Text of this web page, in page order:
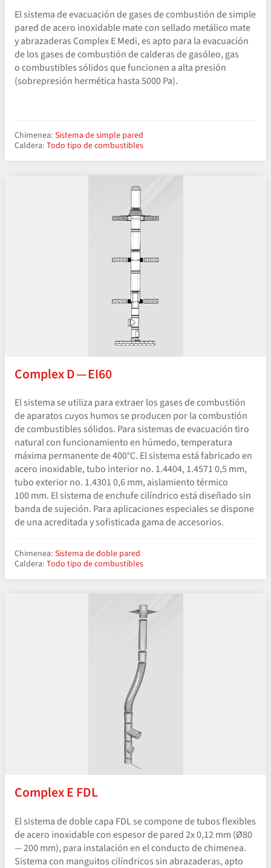
El sistema de evacuación de gases de combustión de simple
pared de acero inoxidable mate con sellado metálico mate
y abrazaderas Complex E Medi, es apto para la evacuación
de los gases de combustión de calderas de gasóleo, gas
o combustibles sólidos que funcionen a alta presión
(sobrepresión hermética hasta 5000 Pa).
Chimenea: Sistema de simple pared
Caldera: Todo tipo de combustibles
Complex D — EI60
El sistema se utiliza para extraer los gases de combustión
de aparatos cuyos humos se producen por la combustión
de combustibles sólidos. Para sistemas de evacuación tiro
natural con funcionamiento en húmedo, temperatura
máxima permanente de 400°C. El sistema está fabricado en
acero inoxidable, tubo interior no. 1.4404, 1.4571 0,5 mm,
tubo exterior no. 1.4301 0,6 mm, aislamiento térmico
100 mm. El sistema de enchufe cilíndrico está diseñado sin
banda de sujeción. Para aplicaciones especiales se dispone
de una acreditada y sofisticada gama de accesorios.
Chimenea: Sistema de doble pared
Caldera: Todo tipo de combustibles
Complex E FDL
El sistema de doble capa FDL se compone de tubos flexibles
de acero inoxidable con espesor de pared 2x 0,12 mm (Ø80
— 200 mm), para instalación en el conducto de chimenea.
Sistema con manguitos cilíndricos sin abrazaderas, apto